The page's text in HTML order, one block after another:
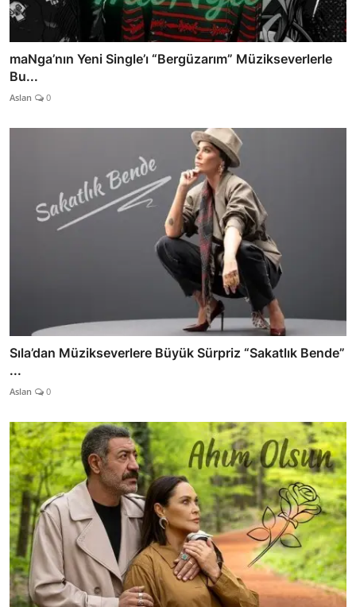
maNga’nın Yeni Single’ı “Bergüzarım” Müzikseverlerle
Bu...
Aslan 0
Sıla’dan Müzikseverlere Büyük Sürpriz “Sakatlık Bende”
...
Aslan 0